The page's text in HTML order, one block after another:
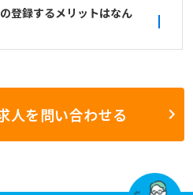
登録するメリットはなん
人を問い合わせる